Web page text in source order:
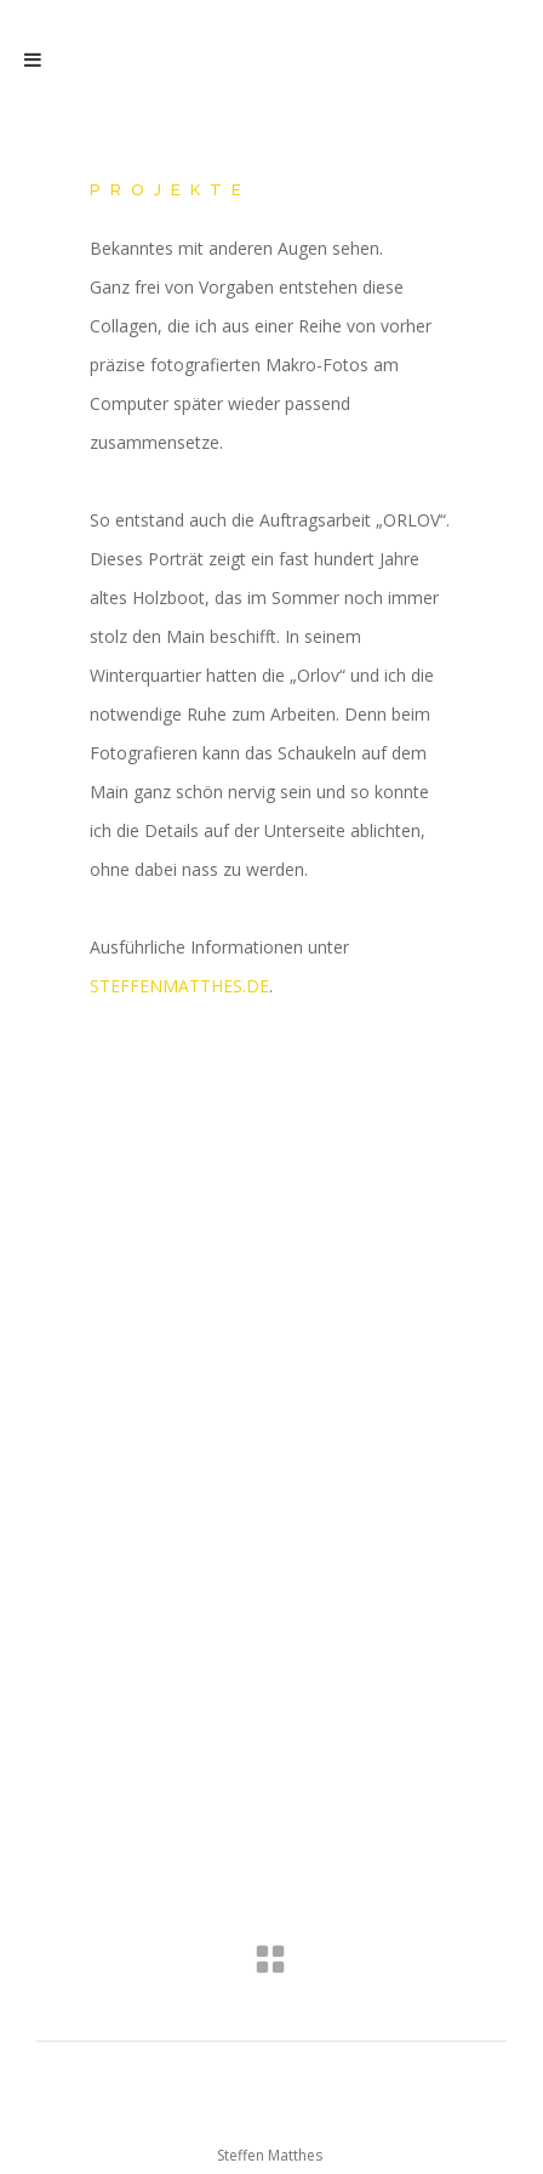
PROJEKTE
Bekanntes mit anderen Augen sehen.
Ganz frei von Vorgaben entstehen diese
Collagen, die ich aus einer Reihe von vorher
präzise fotografierten Makro-Fotos am
Computer später wieder passend
zusammensetze.
So entstand auch die Auftragsarbeit „ORLOV“.
Dieses Porträt zeigt ein fast hundert Jahre
altes Holzboot, das im Sommer noch immer
stolz den Main beschifft. In seinem
Winterquartier hatten die „Orlov“ und ich die
notwendige Ruhe zum Arbeiten. Denn beim
Fotografieren kann das Schaukeln auf dem
Main ganz schön nervig sein und so konnte
ich die Details auf der Unterseite ablichten,
ohne dabei nass zu werden.
Ausführliche Informationen unter
STEFFENMATTHES.DE.
Steffen Matthes